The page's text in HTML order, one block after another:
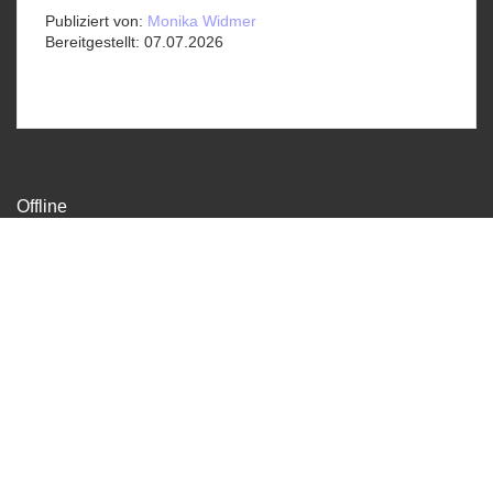
Offline
Publiziert von: Monika Widmer
Bereitgestellt: 07.07.2026